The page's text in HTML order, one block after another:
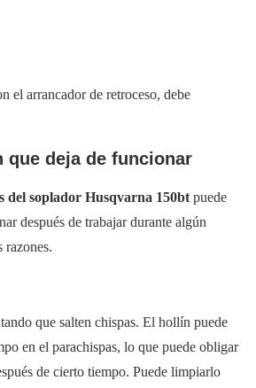
el arrancador de retroceso, debe
que deja de funcionar
del soplador Husqvarna 150bt puede
después de trabajar durante algún
razones.
que salten chispas. El hollín puede
en el parachispas, lo que puede obligar
de cierto tiempo. Puede limpiarlo